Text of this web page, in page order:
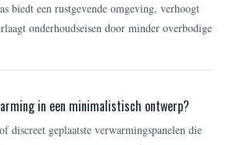
biedt een rustgevende omgeving, verhoogt
onderhoudseisen door minder overbodige
in een minimalistisch ontwerp?
discreet geplaatste verwarmingspanelen die